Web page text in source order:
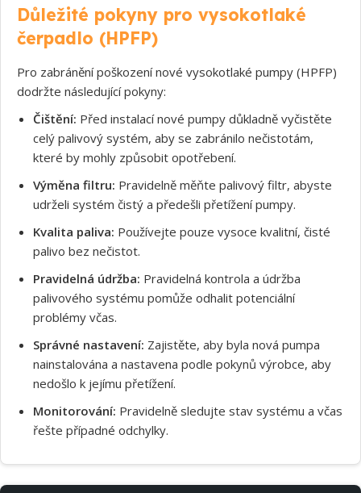
Důležité pokyny pro vysokotlaké
čerpadlo (HPFP)
Pro zabránění poškození nové vysokotlaké pumpy (HPFP)
dodržte následující pokyny:
Čištění: Před instalací nové pumpy důkladně vyčistěte
celý palivový systém, aby se zabránilo nečistotám,
které by mohly způsobit opotřebení.
Výměna filtru: Pravidelně měňte palivový filtr, abyste
udrželi systém čistý a předešli přetížení pumpy.
Kvalita paliva: Používejte pouze vysoce kvalitní, čisté
palivo bez nečistot.
Pravidelná údržba: Pravidelná kontrola a údržba
palivového systému pomůže odhalit potenciální
problémy včas.
Správné nastavení: Zajistěte, aby byla nová pumpa
nainstalována a nastavena podle pokynů výrobce, aby
nedošlo k jejímu přetížení.
Monitorování: Pravidelně sledujte stav systému a včas
řešte případné odchylky.